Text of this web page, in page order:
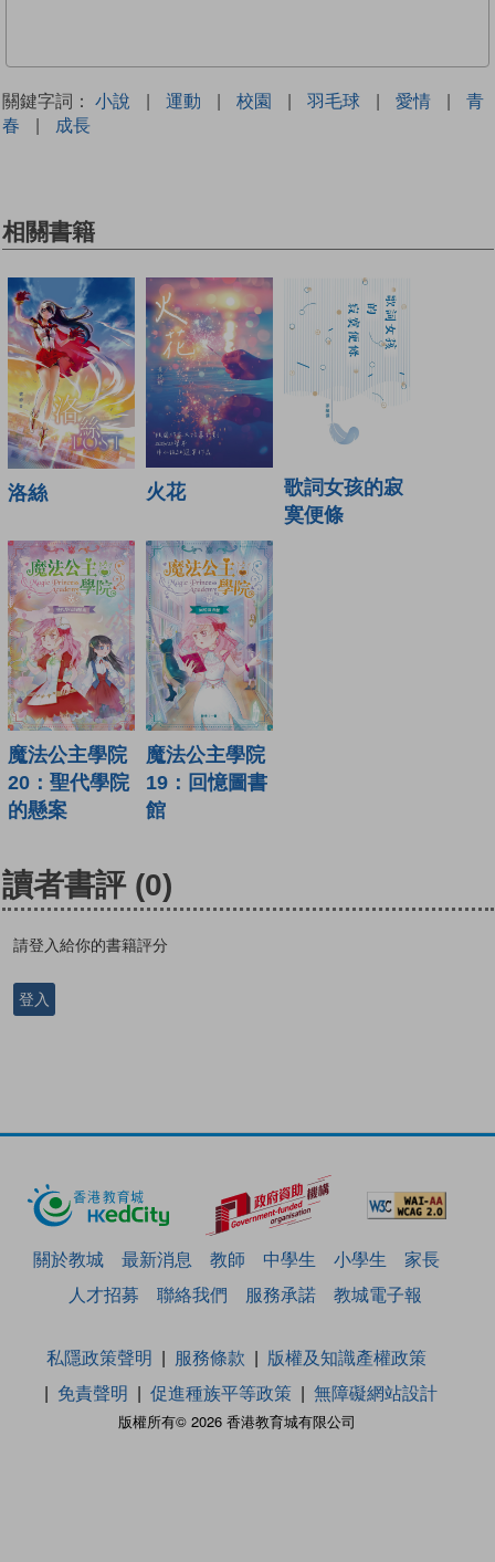
關鍵字詞： 小說 | 運動 | 校園 | 羽毛球 | 愛情 |
青
春
| 成長
相關書籍
洛絲 火花
歌詞女孩的寂
寞便條
魔法公主學院
20：聖代學院
的懸案
魔法公主學院
19：回憶圖書
館
讀者書評 (0)
請登入給你的書籍評分
登入
關於教城 最新消息 教師 中學生 小學生
家長
人才招募
聯絡我們 服務承諾 教城電子報
版權所有© 2026 香港教育城有限公司
私隱政策聲明 服務條款
版權及知識產權政策
免責聲明
促進種族平等政策 無障礙網站設計